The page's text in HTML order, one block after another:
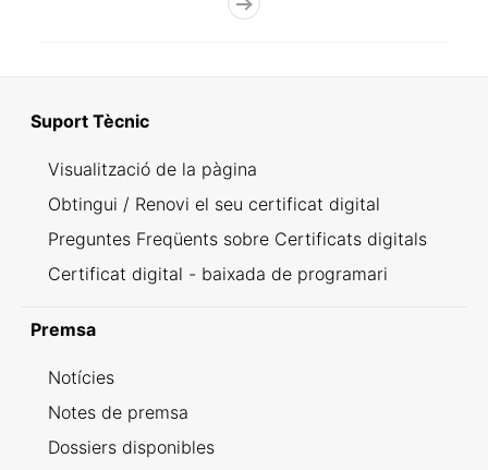
Suport Tècnic
Visualització de la pàgina
Obtingui / Renovi el seu certificat digital
Preguntes Freqüents sobre Certificats digitals
Certificat digital - baixada de programari
Premsa
Notícies
Notes de premsa
Dossiers disponibles